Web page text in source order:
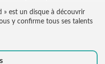
» est un disque à découvrir
y confirme tous ses talents